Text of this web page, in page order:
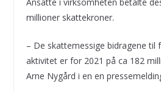
millioner skattekroner.
– De skattemessige bidragene til
aktivitet er for 2021 på ca 182
Arne Nygård i en en